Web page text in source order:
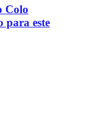
Colo
para este